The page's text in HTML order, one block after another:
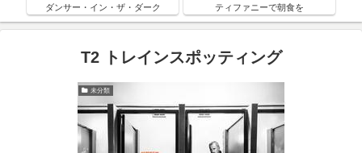
ダンサー・イン・ザ・ダーク ティファニーで朝食を
T2 トレインスポッティング
未分類